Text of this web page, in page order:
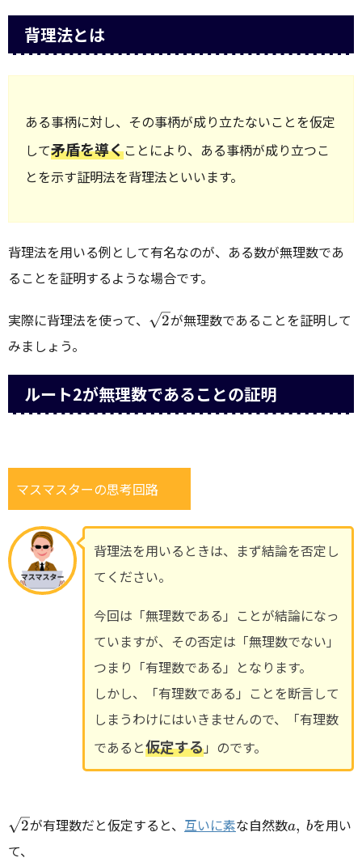
背理法とは
ある事柄に対し、その事柄が成り立たないことを仮定
して矛盾を導くことにより、ある事柄が成り立つこ
とを示す証明法を背理法といいます。
背理法を用いる例として有名なのが、ある数が無理数であ
ることを証明するような場合です。
実際に背理法を使って、 \sqrt{2}
2が無理数であることを証明して
みましょう。
ルート2が無理数であることの証明
マスマスターの思考回路
背理法を用いるときは、まず結論を否定し
てください。
今回は「無理数である」ことが結論になっ
ていますが、その否定は「無理数でない」
つまり「有理数である」となります。
しかし、「有理数である」ことを断言して
しまうわけにはいきませんので、「有理数
であると仮定する」のです。
\sqrt{2}
2が有理数だと仮定すると、 互いに素な自然数a,
~b
a, bを用い
て、